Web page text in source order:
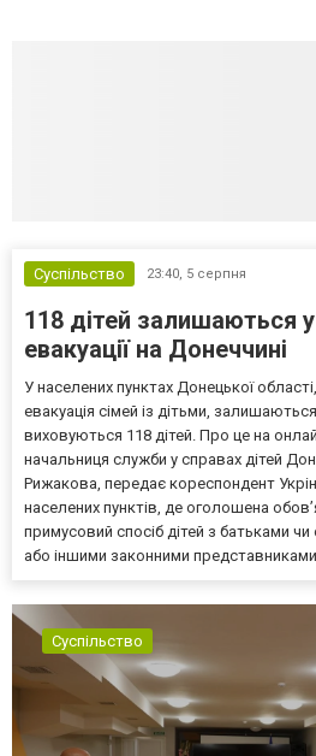
Суспільство 23:40, 5 серпня
118 дітей залишаються
евакуації на Донеччині
У населених пунктах Донецької
евакуація сімей із дітьми,
виховуються 118 дітей. Про це на
начальниця служби у справах дітей
Рижакова, передає кореспондент
населених пунктів, де оголошена
примусовий спосіб дітей з батьками
або іншими законними
Суспільство